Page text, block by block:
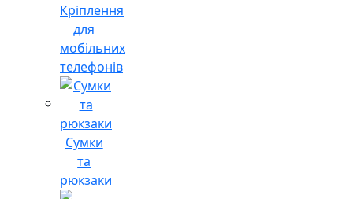
Кріплення
для
мобільних
телефонів
Сумки
та
рюкзаки